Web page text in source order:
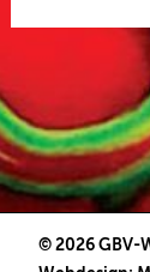
© 2026 GBV-